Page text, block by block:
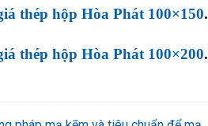
thép hộp Hòa Phát 100×150.
thép hộp Hòa Phát 100×200.